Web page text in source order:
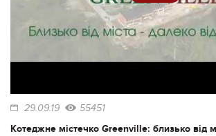
29.09.19 55451
Котеджне містечко Greenville: близько від